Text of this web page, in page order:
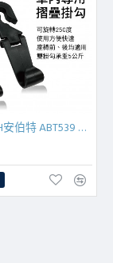
ANBORTEH安伯特 ABT539 車內專用摺疊掛勾(2入)